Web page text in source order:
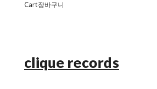
Cart장바구니
clique records